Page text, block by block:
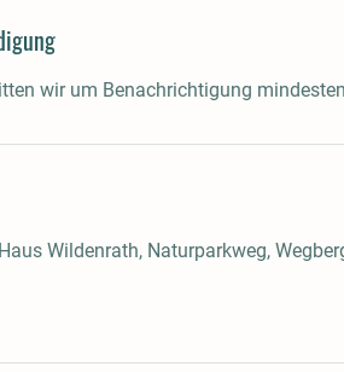
wir um Benachrichtigung
Wildenrath, Naturparkweg,